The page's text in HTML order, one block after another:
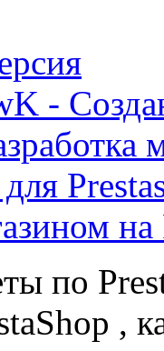
-
на
по
,